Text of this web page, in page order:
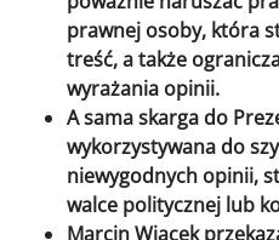
prawnej osoby, która
treść, a także
wyrażania opinii.
A sama skarga do
wykorzystywana do
niewygodnych opinii,
walce politycznej lub
Marcin Wiącek